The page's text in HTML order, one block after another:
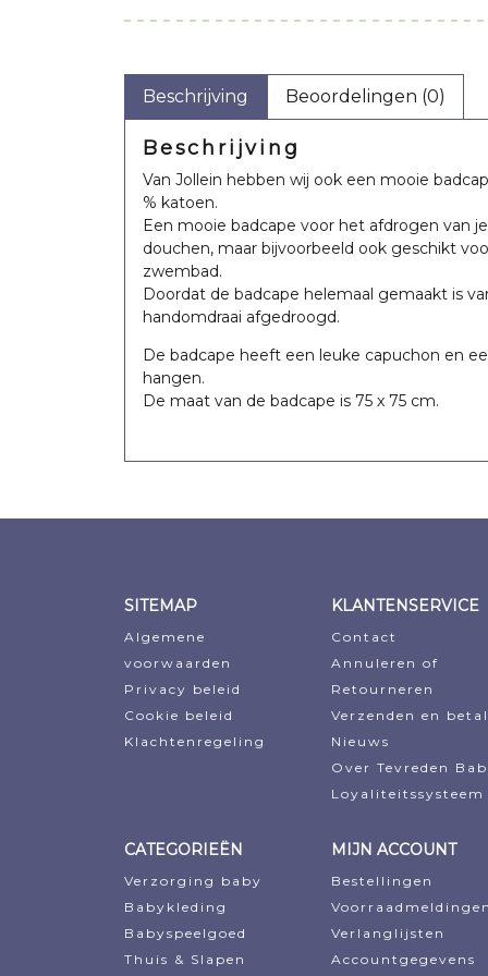
Beschrijving Beoordelingen (0)
Beschrijving
Van Jollein hebben wij ook een mooie
% katoen.
Een mooie badcape voor het afdrogen van
douchen, maar bijvoorbeeld ook geschikt
zwembad.
Doordat de badcape helemaal gemaakt is
handomdraai afgedroogd.
De badcape heeft een leuke capuchon en
hangen.
De maat van de badcape is 75 x 75 cm.
Babybad – Frosted
Washand Badstof
met oortjes –
nougat
€ 9,44
Oorspronkelijke
was:
Huidige
is:
Green
was:
is:
SITEMAP
Algemene
voorwaarden
Privacy beleid
Cookie beleid
Klachtenregeling
KLANTENSERVICE
Contact
Annuleren of
Retourneren
Verzenden en
Nieuws
Over Tevreden
Loyaliteitssysteem
CATEGORIEËN
Verzorging baby
Babykleding
Babyspeelgoed
Thuis & Slapen
MIJN ACCOUNT
Bestellingen
Verlanglijsten
Accountgegevens